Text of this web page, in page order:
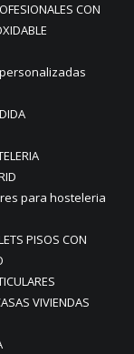
CON
para hosteleria
PISOS CON
VIVIENDAS